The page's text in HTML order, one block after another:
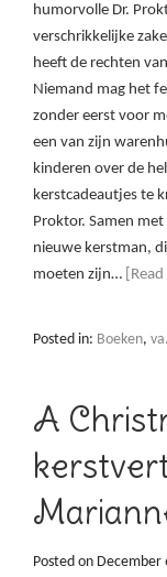
humorvolle Dr.
verschrikkelijke
heeft de rechten
Niemand mag het
zonder eerst voor
een van zijn
kinderen over de
kerstcadeautjes te
Proktor. Samen
nieuwe kerstman,
moeten zijn…
Posted in: Boeken,
A
Posted on December